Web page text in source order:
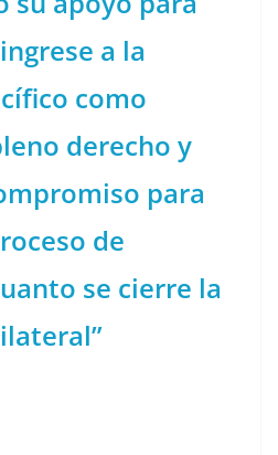
a la
como
derecho y
para
de
se cierre la